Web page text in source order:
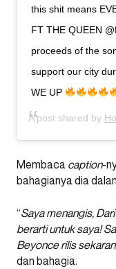
this shit means
FT THE QUEEN
proceeds of the
support our city
WE UP
A post shared by
Membaca caption-
bahagianya dia
“Saya menangis,
berarti untuk saya!
Beyonce rilis
dan bahagia.